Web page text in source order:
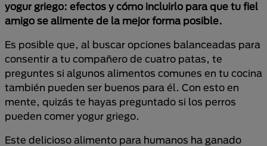
yogur griego: efectos y cómo incluirlo para que tu fiel
amigo se alimente de la mejor forma posible.
Es posible que, al buscar opciones balanceadas para
consentir a tu compañero de cuatro patas, te
preguntes si algunos alimentos comunes en tu cocina
también pueden ser buenos para él. Con esto en
mente, quizás te hayas preguntado si los perros
pueden comer yogur griego.
Este delicioso alimento para humanos ha ganado